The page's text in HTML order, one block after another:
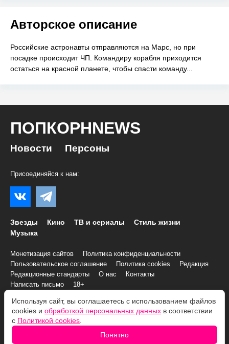
Авторское описание
Российские астронавты отправляются на Марс, но при
посадке происходит ЧП. Командиру корабля приходится
остаться на красной планете, чтобы спасти команду...
ПОПКОРНNEWS
Новости Персоны
Присоединяйся к нам:
Звезды Кино ТВ и сериалы
Стиль жизни
Музыка
Монетизация сайтов
Политика конфиденциальности
Пользовательское соглашение
Политика cookies
Редакция
Редакционные стандарты
О нас
Контакты
Написать письмо
18+
© 2007–2026 Все права и материалы принадлежат
«ПОПКОРНNEWS»
При копировании информации необходимо соблюдать
Используя сайт, вы соглашаетесь с использованием файлов
cookies и обработкой персональных данных в соответствии
с Политикой cookies
Понятно